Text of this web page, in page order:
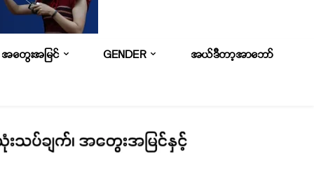
အတွေးအမြင် GENDER အယ်ဒီတာ့အာဘော်